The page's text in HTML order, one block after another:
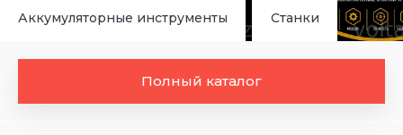
Аккумуляторные инструменты Станки
Полный каталог